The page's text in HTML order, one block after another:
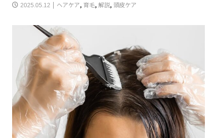
2025.05.12 ヘアケア, 育毛, 解説, 頭皮ケア